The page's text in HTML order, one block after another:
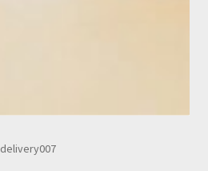
delivery007